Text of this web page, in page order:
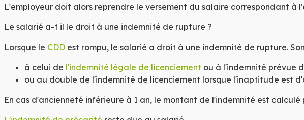
L'employeur doit alors reprendre le versement du salaire correspondant
Le salarié a-t il le droit à une indemnité de rupture ?
Lorsque le CDD est rompu, le salarié a droit à une indemnité de rupture.
à celui de l'indemnité légale de licenciement ou à l'indemnité prévue
ou au double de l'indemnité de licenciement lorsque l'inaptitude est
En cas d'ancienneté inférieure à 1 an, le montant de l'indemnité est calculé